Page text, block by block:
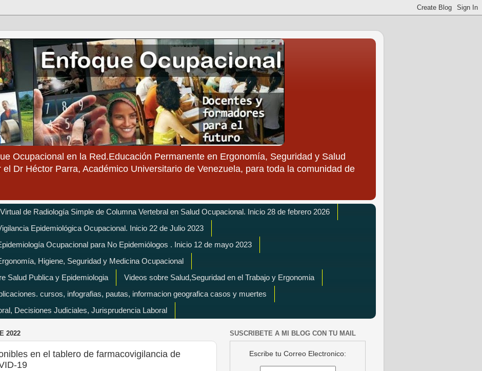
Ocupacional en la Red.Educación Permanente en Ergonomía, Seguridad y Salud
el Dr Héctor Parra, Académico Universitario de Venezuela, para toda la comunidad de
de Radiología Simple de Columna Vertebral en Salud Ocupacional. Inicio 28 de febrero 2026
Epidemiológica Ocupacional. Inicio 22 de Julio 2023
Ocupacional para No Epidemiólogos . Inicio 12 de mayo 2023
Higiene, Seguridad y Medicina Ocupacional
Salud Publica y Epidemiologia
Videos sobre Salud,Seguridad en el Trabajo y Ergonomia
cursos, infografias, pautas, informacion geografica casos y muertes
Decisiones Judiciales, Jurisprudencia Laboral
2022
en el tablero de farmacovigilancia de
19
SUSCRIBETE A MI BLOG CON TU MAIL
Escribe tu Correo Electronico: